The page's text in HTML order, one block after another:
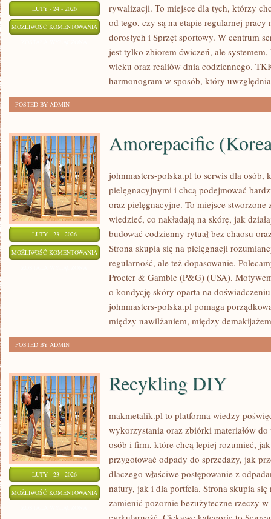
LUTY - 24 - 2026
MOŻLIWOŚĆ KOMENTOWANIA PIŁKA
NOŻNA
rywalizacji. To miejsce dla tych, którzy
od tego, czy są na etapie regularnej pracy
dorosłych i Sprzęt sportowy. W centrum
jest tylko zbiorem ćwiczeń, ale
wieku oraz realiów dnia codziennego.
harmonogram w sposób, który uwzględnia
POSTED BY ADMIN
LUTY - 23 - 2026
MOŻLIWOŚĆ KOMENTOWANIA AMOREPACIFIC
(KOREA
POŁUDNIOWA)
Amorepacific
johnmasters-polska.pl to serwis dla osób,
pielęgnacyjnymi i chcą podejmować
oraz pielęgnacyjne. To miejsce
wiedzieć, co nakładają na skórę, jak
budować codzienny rytuał bez chaosu
Strona skupia się na pielęgnacji
regularność, ale też dopasowanie.
Procter & Gamble (P&G) (USA).
o kondycję skóry oparta na
johnmasters-polska.pl pomaga
między nawilżaniem, między
POSTED BY ADMIN
LUTY - 23 - 2026
MOŻLIWOŚĆ KOMENTOWANIA RECYKLING
Recykling DIY
makmetalik.pl to platforma wiedzy
wykorzystania oraz zbiórki materiałów
osób i firm, które chcą lepiej rozumieć,
przygotować odpady do sprzedaży, jak
dlaczego właściwe postępowanie z
natury, jak i dla portfela. Strona skupia
zamienić pozornie bezużyteczne rzeczy